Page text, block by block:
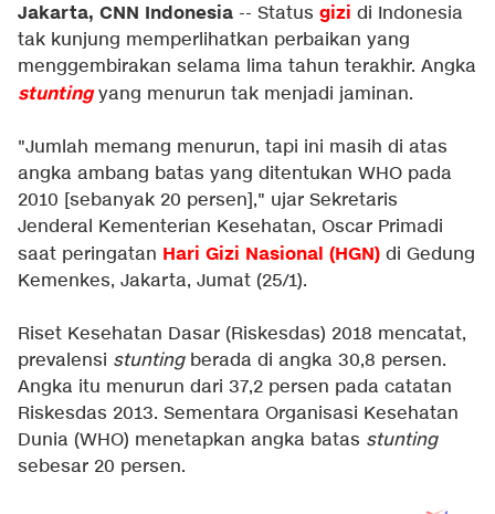
Jakarta, CNN Indonesia -- Status gizi di Indonesia
tak kunjung memperlihatkan perbaikan yang
menggembirakan selama lima tahun terakhir. Angka
stunting yang menurun tak menjadi jaminan.
"Jumlah memang menurun, tapi ini masih di atas
angka ambang batas yang ditentukan WHO pada
2010 [sebanyak 20 persen]," ujar Sekretaris
Jenderal Kementerian Kesehatan, Oscar Primadi
saat peringatan Hari Gizi Nasional (HGN) di Gedung
Kemenkes, Jakarta, Jumat (25/1).
Riset Kesehatan Dasar (Riskesdas) 2018 mencatat,
prevalensi stunting berada di angka 30,8 persen.
Angka itu menurun dari 37,2 persen pada catatan
Riskesdas 2013. Sementara Organisasi Kesehatan
Dunia (WHO) menetapkan angka batas stunting
sebesar 20 persen.